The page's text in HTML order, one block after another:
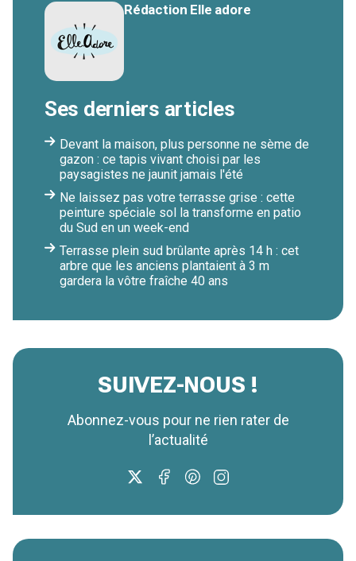
Rédaction Elle adore
Ses derniers articles
Devant la maison, plus personne ne sème de
gazon : ce tapis vivant choisi par les
paysagistes ne jaunit jamais l'été
Ne laissez pas votre terrasse grise : cette
peinture spéciale sol la transforme en patio
du Sud en un week-end
Terrasse plein sud brûlante après 14 h : cet
arbre que les anciens plantaient à 3 m
gardera la vôtre fraîche 40 ans
SUIVEZ-NOUS !
Abonnez-vous pour ne rien rater de
l’actualité